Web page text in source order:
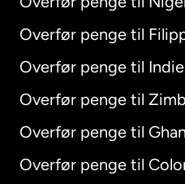
Overfør penge til
Overfør penge til
Overfør penge til
Overfør penge til
Overfør penge til